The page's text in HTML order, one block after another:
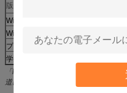
版から
Windowsの電話8.1
Windows 8.1
プロWindows 8.1
プロ
学生のためにプロWindows 8.1
「N」および「KN」の版は親版（
道にへの7つの専門家Nの改善続きま